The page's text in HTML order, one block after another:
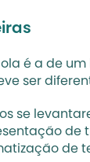
é a de
ser
se
de